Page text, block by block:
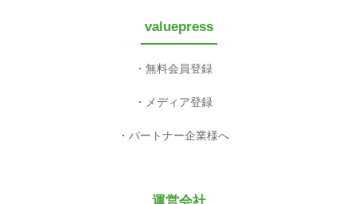
valuepress
無料会員登録
メディア登録
パートナー企業様へ